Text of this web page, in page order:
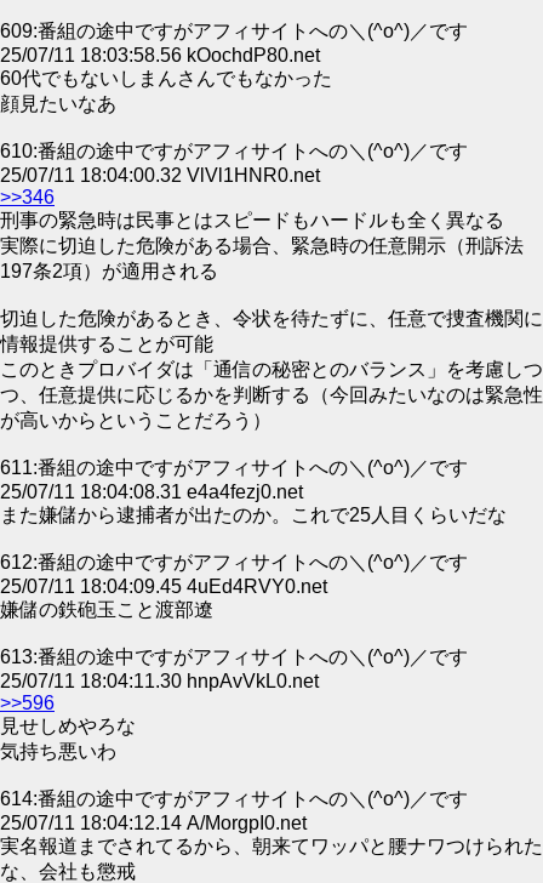
609:番組の途中ですがアフィサイトへの＼(^o^)／です
25/07/11 18:03:58.56 kOochdP80.net
60代でもないしまんさんでもなかった
顔見たいなあ
610:番組の途中ですがアフィサイトへの＼(^o^)／です
25/07/11 18:04:00.32 VlVl1HNR0.net
>>346
刑事の緊急時は民事とはスピードもハードルも全く異なる
実際に切迫した危険がある場合、緊急時の任意開示（刑訴法
197条2項）が適用される
切迫した危険があるとき、令状を待たずに、任意で捜査機関に
情報提供することが可能
このときプロバイダは「通信の秘密とのバランス」を考慮しつ
つ、任意提供に応じるかを判断する（今回みたいなのは緊急性
が高いからということだろう）
611:番組の途中ですがアフィサイトへの＼(^o^)／です
25/07/11 18:04:08.31 e4a4fezj0.net
また嫌儲から逮捕者が出たのか。これで25人目くらいだな
612:番組の途中ですがアフィサイトへの＼(^o^)／です
25/07/11 18:04:09.45 4uEd4RVY0.net
嫌儲の鉄砲玉こと渡部遼
613:番組の途中ですがアフィサイトへの＼(^o^)／です
25/07/11 18:04:11.30 hnpAvVkL0.net
>>596
見せしめやろな
気持ち悪いわ
614:番組の途中ですがアフィサイトへの＼(^o^)／です
25/07/11 18:04:12.14 A/MorgpI0.net
実名報道までされてるから、朝来てワッパと腰ナワつけられた
な、会社も懲戒